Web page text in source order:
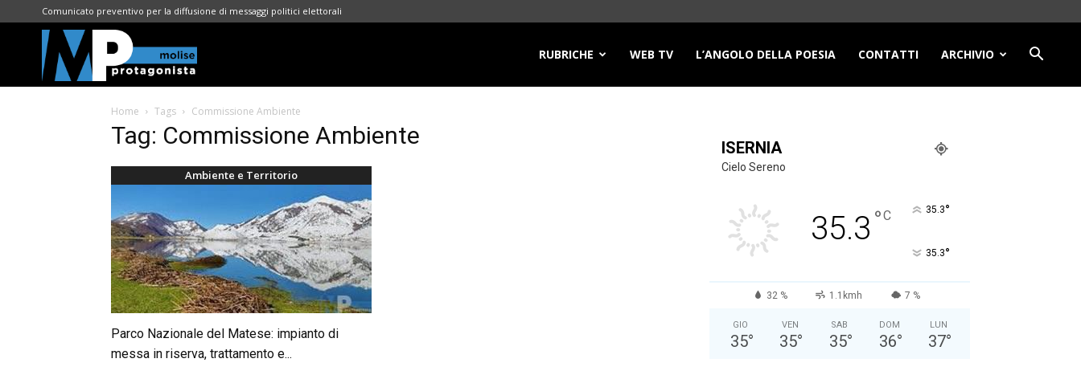
Comunicato preventivo per la diffusione di messaggi politici elettorali
Protagonista
RUBRICHE WEB TV L’ANGOLO DELLA POESIA CONTATTI ARCHIVIO
Home Tags Commissione Ambiente
Tag: Commissione Ambiente
Ambiente e Territorio
Parco Nazionale del Matese: impianto di
messa in riserva, trattamento e...
ISERNIA
Cielo Sereno
35.3 °C 35.3°
35.3°
32 % 1.1kmh 7 %
GIO
35°
VEN
35°
SAB
35°
DOM
36°
LUN
37°